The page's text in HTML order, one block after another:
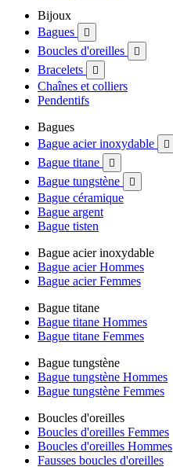
Bijoux
Bagues

Boucles d'oreilles 
Bracelets 
Chaînes et colliers
Pendentifs
Bagues
Bague acier inoxydable

Bague titane 
Bague tungstène 
Bague céramique
Bague argent
Bague tisten
Bague acier inoxydable
Bague acier Hommes
Bague acier Femmes
Bague titane
Bague titane Hommes
Bague titane Femmes
Bague tungstène
Bague tungstène Hommes
Bague tungstène Femmes
Boucles d'oreilles
Boucles d'oreilles Femmes
Boucles d'oreilles Hommes
Fausses boucles d'oreilles